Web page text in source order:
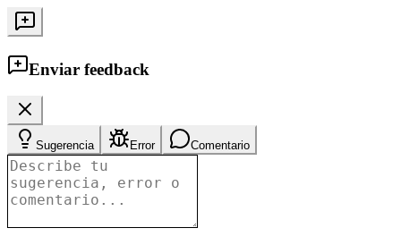
Enviar feedback
Sugerencia Error Comentario